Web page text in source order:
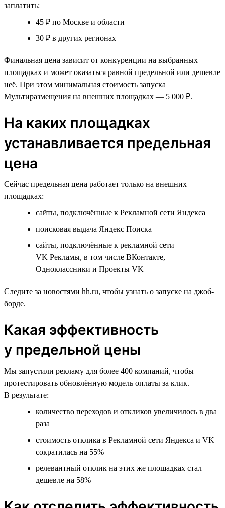
заплатить:
45 ₽ по Москве и области
30 ₽ в других регионах
Финальная цена зависит от конкуренции на выбранных
площадках и может оказаться равной предельной или дешевле
неё. При этом минимальная стоимость запуска
Мультиразмещения на внешних площадках — 5 000 ₽.
На каких площадках
устанавливается предельная
цена
Сейчас предельная цена работает только на внешних
площадках:
сайты, подключённые к Рекламной сети Яндекса
поисковая выдача Яндекс Поиска
сайты, подключённые к рекламной сети
VK Рекламы, в том числе ВКонтакте,
Одноклассники и Проекты VK
Следите за новостями hh.ru, чтобы узнать о запуске на джоб-
борде.
Какая эффективность
у предельной цены
Мы запустили рекламу для более 400 компаний, чтобы
протестировать обновлённую модель оплаты за клик.
В результате:
количество переходов и откликов увеличилось в два
раза
стоимость отклика в Рекламной сети Яндекса и VK
сократилась на 55%
релевантный отклик на этих же площадках стал
дешевле на 58%